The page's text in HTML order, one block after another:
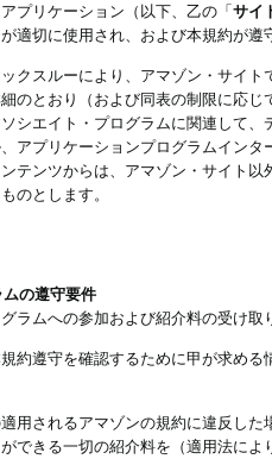
プリケーション（以下、乙の「サイ
適切に使用され、および本規約が遵
クスルーにより、アマゾン・サイ
のとおり（および同表の制限に応
シエイト・プログラムに関連して
アプリケーションプログラムイン
テンツからは、アマゾン・サイト
のとします。
の遵守要件
ラムへの参加および紹介料の受け取
約遵守を確認するために甲が求める
用されるアマゾンの規約に違反し
できる一切の紹介料を（適用法に